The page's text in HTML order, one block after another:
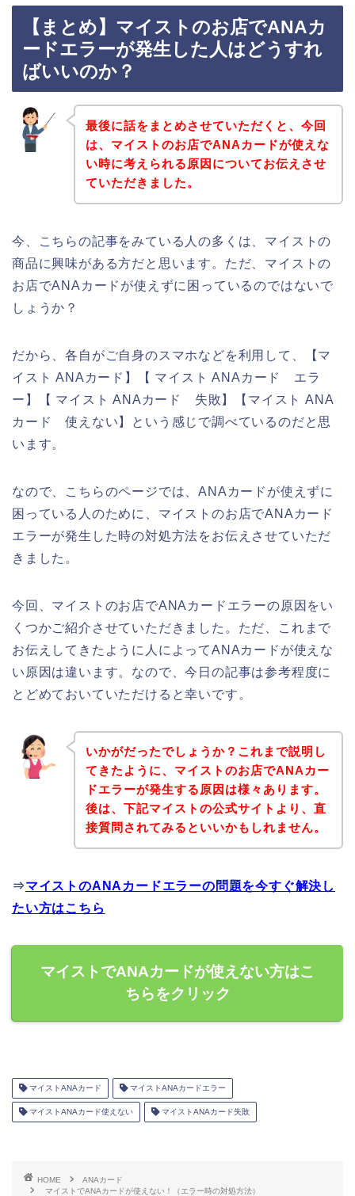
【まとめ】マイストのお店でANAカ
ードエラーが発生した人はどうすれ
ばいいのか？
最後に話をまとめさせていただくと、今回
は、マイストのお店でANAカードが使えな
い時に考えられる原因についてお伝えさせ
ていただきました。
今、こちらの記事をみている人の多くは、マイストの
商品に興味がある方だと思います。ただ、マイストの
お店でANAカードが使えずに困っているのではないで
しょうか？
だから、各自がご自身のスマホなどを利用して、【マ
イスト ANAカード】【 マイスト ANAカード エラ
ー】【 マイスト ANAカード 失敗】【マイスト ANA
カード 使えない】という感じで調べているのだと思
います。
なので、こちらのページでは、ANAカードが使えずに
困っている人のために、マイストのお店でANAカード
エラーが発生した時の対処方法をお伝えさせていただ
きました。
今回、マイストのお店でANAカードエラーの原因をい
くつかご紹介させていただきました。ただ、これまで
お伝えしてきたように人によってANAカードが使えな
い原因は違います。なので、今日の記事は参考程度に
とどめておいていただけると幸いです。
いかがだったでしょうか？これまで説明し
てきたように、マイストのお店でANAカー
ドエラーが発生する原因は様々あります。
後は、下記マイストの公式サイトより、直
接質問されてみるといいかもしれません。
⇒マイストのANAカードエラーの問題を今すぐ解決し
たい方はこちら
マイストでANAカードが使えない方はこ
ちらをクリック
マイストANAカード マイストANAカードエラー
マイストANAカード使えない マイストANAカード失敗
HOME
ANAカード
マイストでANAカードが使えない！（エラー時の対処方法）